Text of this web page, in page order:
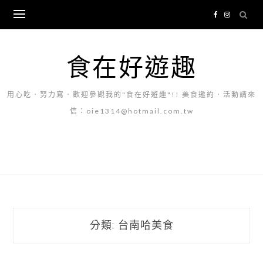
content
食在好遊趣
用心吃．努力寫．歡迎參觀我的"食在好遊趣"!! 美食邀約．活動請來
信：oie1314@hotmail.com.tw
分類: 台南哈美食